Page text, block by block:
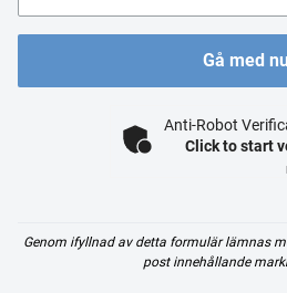
Gå med
Anti-Robot
Click to start
Genom ifyllnad av detta formulär lämnas
post innehållande